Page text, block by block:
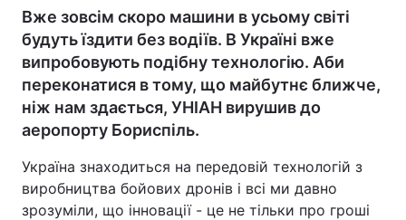
Вже зовсім скоро машини в усьому світі
будуть їздити без водіїв. В Україні вже
випробовують подібну технологію. Аби
переконатися в тому, що майбутнє ближче,
ніж нам здається, УНІАН вирушив до
аеропорту Бориспіль.
Україна знаходиться на передовій технологій з
виробництва бойових дронів і всі ми давно
зрозуміли, що інновації - це не тільки про гроші